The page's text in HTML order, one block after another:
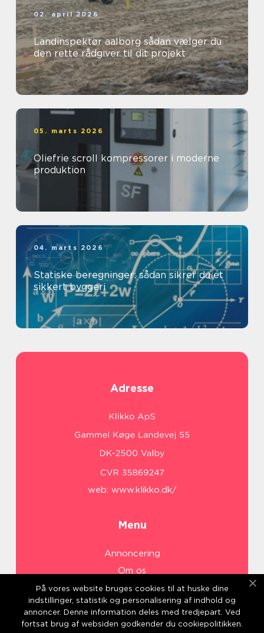
02. april 2026
Landinspektør aalborg sådan vælger du
den rette rådgiver til dit projekt
05. marts 2026
Oliefrie scroll kompressorer i moderne
produktion
04. marts 2026
Statiske beregninger: sådan sikrer du et
sikkert byggeri
Adresse
web: www.klikko.dk/
Menu
Annoncering
Om os
Cookies
Kontakt os
Sitemap
På vores website bruges cookies til at huske dine
indstillinger, statistik og personalisering af indhold og
annoncer. Denne information deles med tredjepart. Ved
fortsat brug af websiden godkender du cookiepolitikken.